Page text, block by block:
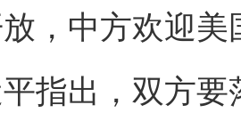
，中方欢迎
出，双方要